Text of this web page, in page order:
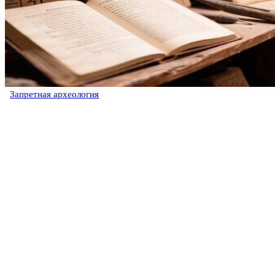
Запретная археология